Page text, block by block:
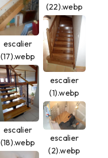
escalier
(17).webp
escalier
(18).webp
(22).webp
escalier
(1).webp
escalier
(2).webp